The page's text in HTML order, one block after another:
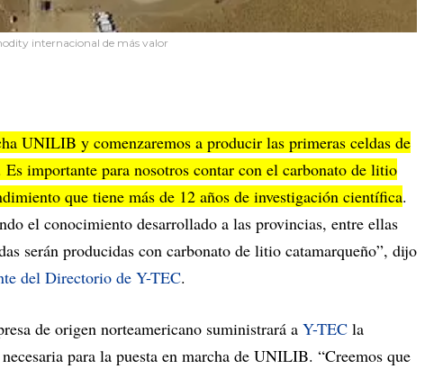
internacional de más valor
UNILIB y comenzaremos a producir las primeras celdas de
importante para nosotros contar con el carbonato de litio
que tiene más de 12 años de investigación científica.
el conocimiento desarrollado a las provincias, entre ellas
serán producidas con carbonato de litio catamarqueño”, dijo
del Directorio de Y-TEC.
de origen norteamericano suministrará a Y-TEC la
para la puesta en marcha de UNILIB. “Creemos que